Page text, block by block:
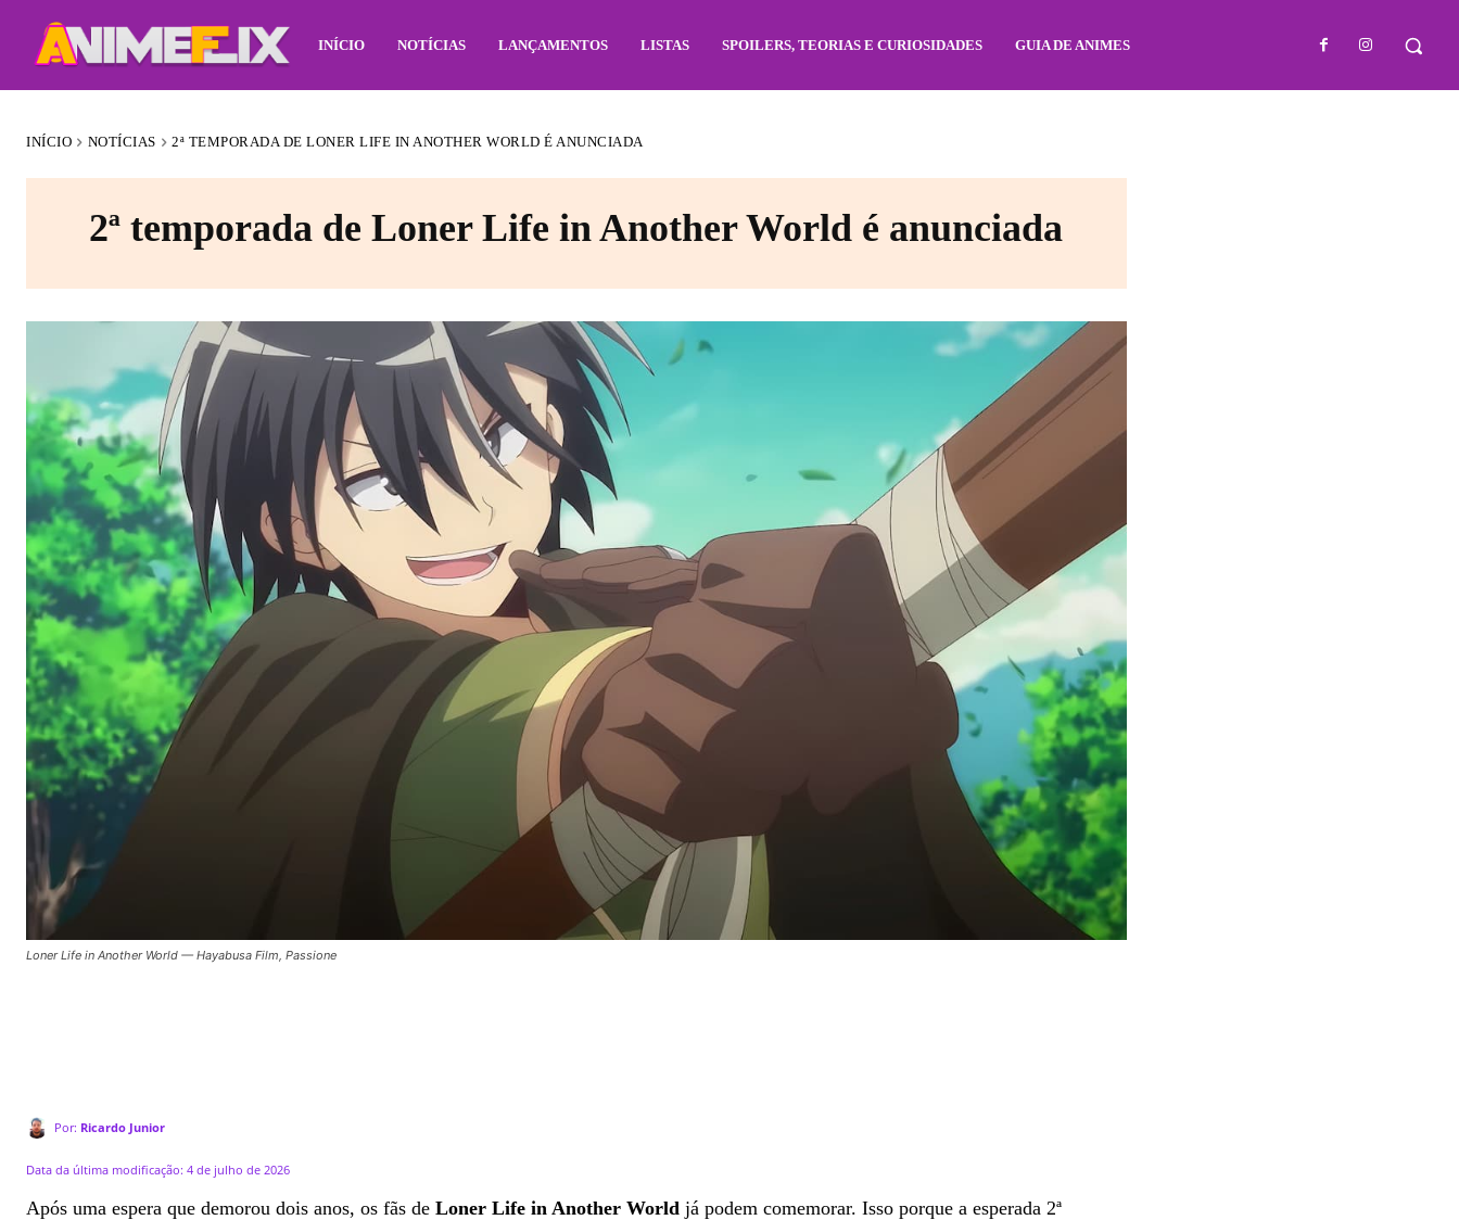
INÍCIO NOTÍCIAS LANÇAMENTOS LISTAS SPOILERS, TEORIAS E CURIOSIDADES GUIA DE ANIMES
INÍCIO NOTÍCIAS 2ª TEMPORADA DE LONER LIFE IN ANOTHER WORLD É ANUNCIADA
2ª temporada de Loner Life in Another World é anunciada
Loner Life in Another World — Hayabusa Film, Passione
Por: Ricardo Junior
Data da última modificação: 4 de julho de 2026
Após uma espera que demorou dois anos, os fãs de Loner Life in Another World já podem comemorar. Isso porque a esperada 2ª